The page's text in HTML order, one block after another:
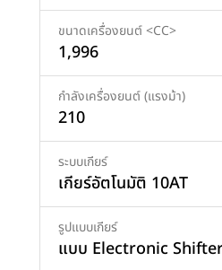
ขนาดเครื่องยนต์ <CC>
1,996
กำลังเครื่องยนต์ (แรงม้า)
210
ระบบเกียร์
เกียร์อัตโนมัติ 10AT
รูปแบบเกียร์
แบบ Electronic